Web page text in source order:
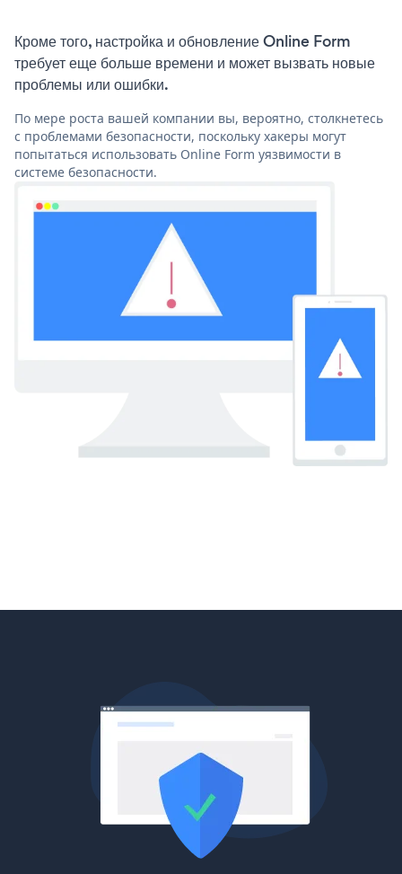
Кроме того, настройка и обновление Online Form
требует еще больше времени и может вызвать новые
проблемы или ошибки.
По мере роста вашей компании вы, вероятно, столкнетесь
с проблемами безопасности, поскольку хакеры могут
попытаться использовать Online Form уязвимости в
системе безопасности.